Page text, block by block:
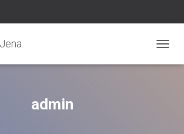
admin